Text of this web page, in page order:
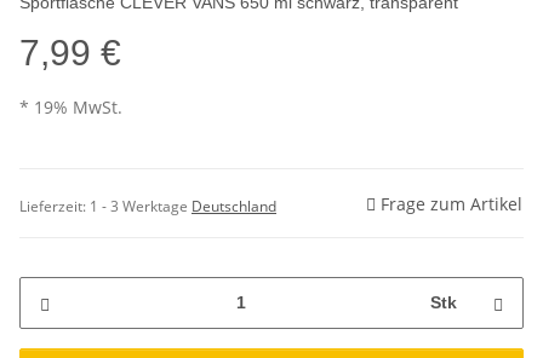
7,99 €
* 19% MwSt.
Lieferzeit: 1 - 3 Werktage Deutschland Frage zum Artikel
Stk